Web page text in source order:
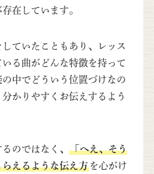
存在しています。
ていたこともあり、レッス
る曲がどんな特徴を持って
中でどういう位置づけなの
かりやすくお伝えするよう
のではなく 、
「へえ、そう
えるような伝え方を心がけ